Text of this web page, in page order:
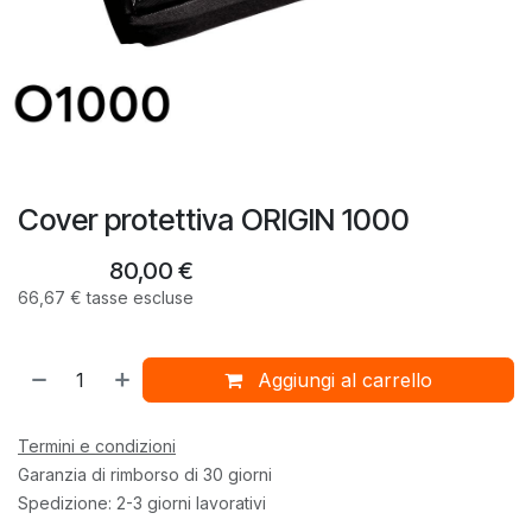
Cover protettiva ORIGIN 1000
80,00 €
66,67 € tasse escluse
Aggiungi al carrello
Termini e condizioni
Garanzia di rimborso di 30 giorni
Spedizione: 2-3 giorni lavorativi